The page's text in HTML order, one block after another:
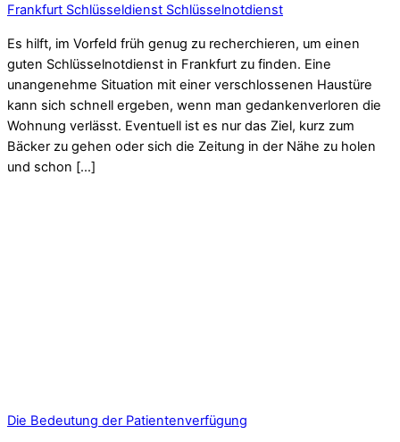
Frankfurt Schlüsseldienst Schlüsselnotdienst
Es hilft, im Vorfeld früh genug zu recherchieren, um einen
guten Schlüsselnotdienst in Frankfurt zu finden. Eine
unangenehme Situation mit einer verschlossenen Haustüre
kann sich schnell ergeben, wenn man gedankenverloren die
Wohnung verlässt. Eventuell ist es nur das Ziel, kurz zum
Bäcker zu gehen oder sich die Zeitung in der Nähe zu holen
und schon […]
Die Bedeutung der Patientenverfügung